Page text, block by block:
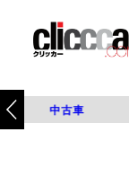
中古車